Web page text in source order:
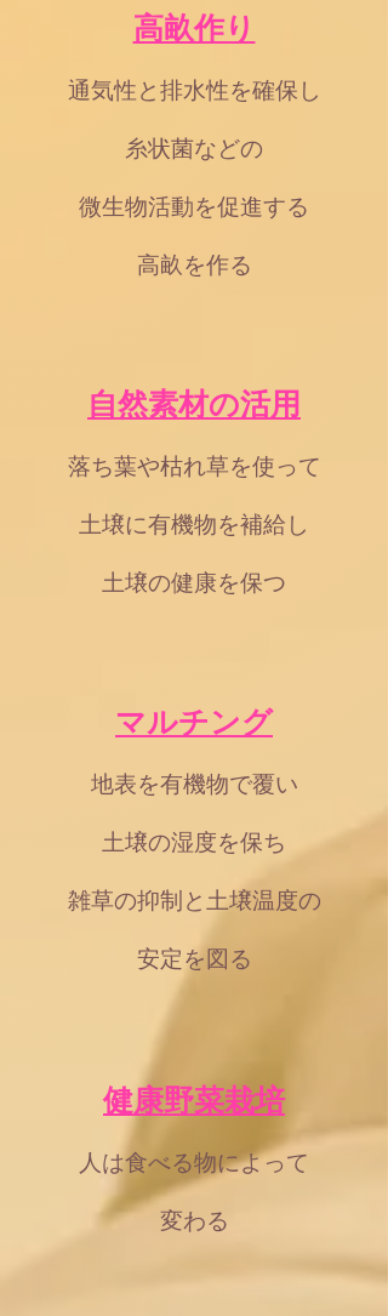
高畝作り
通気性と排水性を確保し
糸状菌などの
微生物活動を促進する
高畝を作る
自然素材の活用
落ち葉や枯れ草を使って
土壌に有機物を補給し
土壌の健康を保つ
マルチング
地表を有機物で覆い
土壌の湿度を保ち
雑草の抑制と土壌温度の
安定を図る
健康野菜栽培
人は食べる物によって
変わる